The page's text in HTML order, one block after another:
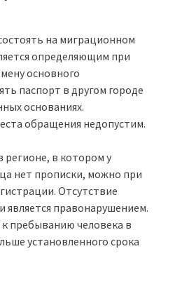
на миграционном
определяющим при
основного
паспорт в другом городе
основаниях.
обращения недопустим.
в котором у
нет прописки, можно при
Отсутствие
является правонарушением.
пребыванию человека в
установленного срока